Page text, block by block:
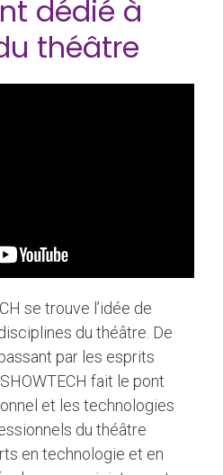
dédié à
théâtre
se trouve l’idée de
du théâtre. De
par les esprits
fait le pont
et les technologies
du théâtre
en technologie et en